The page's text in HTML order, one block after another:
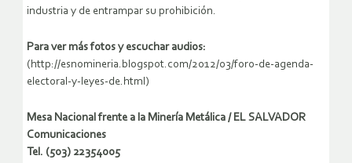
industria y de entrampar su prohibición.
Para ver más fotos y escuchar audios:
(http://esnomineria.blogspot.com/2012/03/foro-de-agenda-
electoral-y-leyes-de.html)
Mesa Nacional frente a la Minería Metálica / EL SALVADOR
Comunicaciones
Tel. (503) 22354005